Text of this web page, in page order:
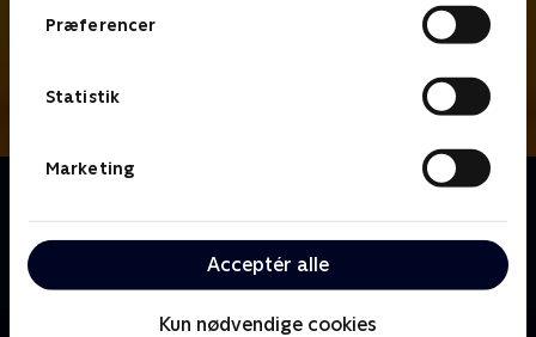
Præferencer
Statistik
Marketing
Acceptér alle
Kun nødvendige cookies
arbejder sammen om at opklare forbrydelser i denne
canadiske krimiserie.